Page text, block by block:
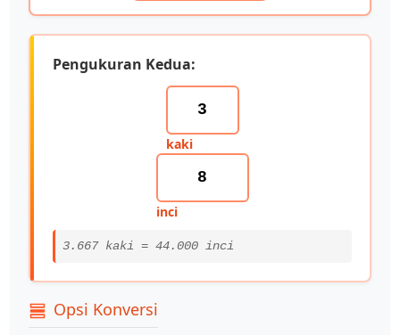
Pengukuran Kedua:
kaki
inci
3.667 kaki = 44.000 inci
Opsi Konversi